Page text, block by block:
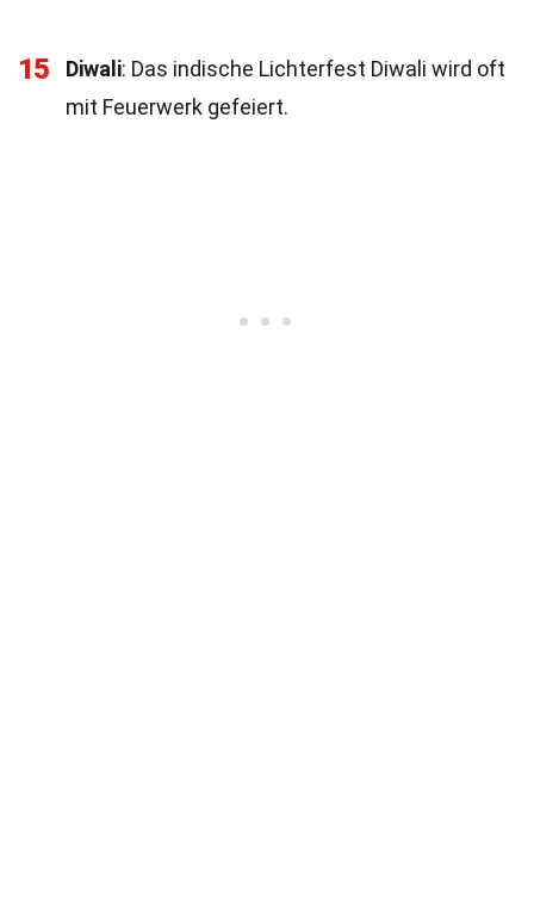
15 Diwali: Das indische Lichterfest Diwali wird oft
mit Feuerwerk gefeiert.